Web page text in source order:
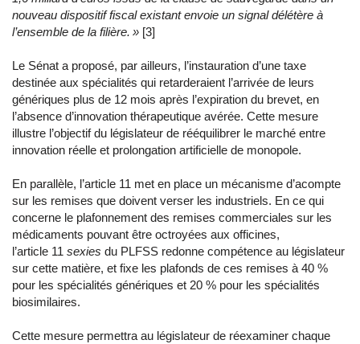
nouveau dispositif fiscal existant envoie un signal délétère à
l’ensemble de la filière. » [3]
Le Sénat a proposé, par ailleurs, l’instauration d’une taxe
destinée aux spécialités qui retarderaient l’arrivée de leurs
génériques plus de 12 mois après l’expiration du brevet, en
l’absence d’innovation thérapeutique avérée. Cette mesure
illustre l’objectif du législateur de rééquilibrer le marché entre
innovation réelle et prolongation artificielle de monopole.
En parallèle, l’article 11 met en place un mécanisme d’acompte
sur les remises que doivent verser les industriels. En ce qui
concerne le plafonnement des remises commerciales sur les
médicaments pouvant être octroyées aux officines,
l’article 11 sexies du PLFSS redonne compétence au législateur
sur cette matière, et fixe les plafonds de ces remises à 40 %
pour les spécialités génériques et 20 % pour les spécialités
biosimilaires.
Cette mesure permettra au législateur de réexaminer chaque